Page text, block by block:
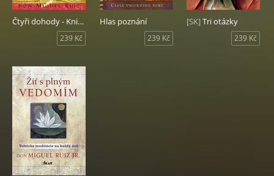
Čtyři dohody - Kniha moudrosti starých Toltéků
239 Kč
Hlas poznání
239 Kč
[SK]Tri otázky
239 Kč